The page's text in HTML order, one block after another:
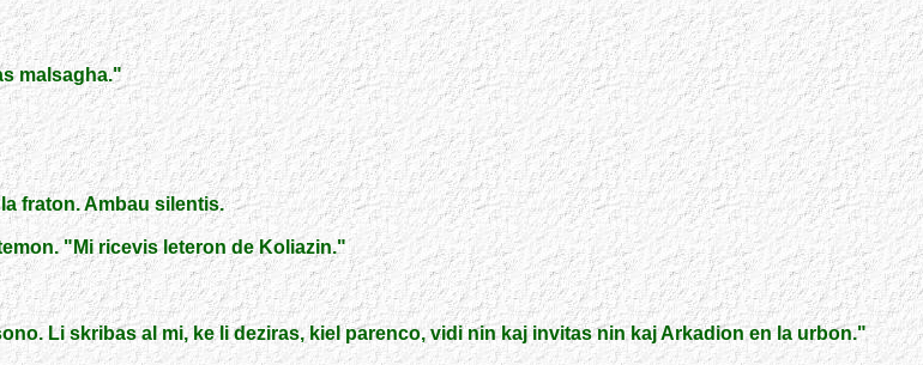
malsagha."
fraton. Ambau silentis.
" Mi ricevis leteron de Koliazin."
Li skribas al mi, ke li deziras, kiel parenco, vidi nin kaj invitas nin kaj Arkadion en la urbon."